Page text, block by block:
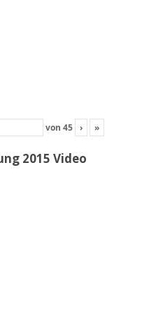
von 45 › »
2015 Video